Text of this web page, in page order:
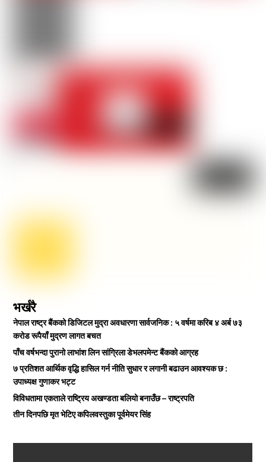
भर्खरै
नेपाल राष्ट्र बैंकको डिजिटल मुद्रा अवधारणा सार्वजनिक : ५ वर्षमा करिब ४ अर्ब ७३
करोड रूपैयाँ मुद्रण लागत बचत
पाँच वर्षभन्दा पुरानो लाभांश लिन सांग्रिला डेभलपमेन्ट बैंकको आग्रह
७ प्रतिशत आर्थिक वृद्धि हासिल गर्न नीति सुधार र लगानी बढाउन आवश्यक छ :
उपाध्यक्ष गुणाकर भट्ट
विविधतामा एकताले राष्ट्रिय अखण्डता बलियो बनाउँछ – राष्ट्रपति
तीन दिनपछि मृत भेटिए कपिलवस्तुका पूर्वमेयर सिंह